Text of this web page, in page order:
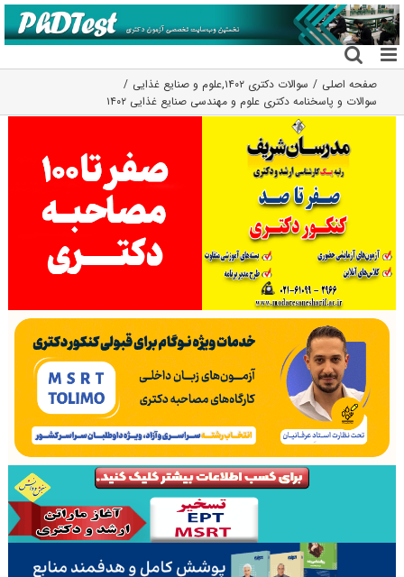
رفتن
به
محتوا
صفحه اصلی سوالات دکتری ۱۴۰۲ ,علوم و صنایع غذایی
سوالات و پاسخنامه دکتری علوم و مهندسی صنایع غذایی ۱۴۰۲